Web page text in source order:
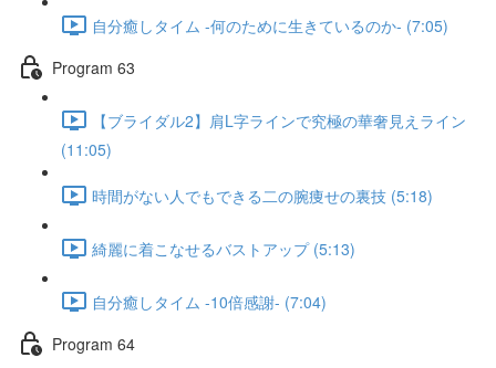
自分癒しタイム -何のために生きているのか- (7:05)
Program 63
【ブライダル2】肩L字ラインで究極の華奢見えライン
(11:05)
時間がない人でもできる二の腕痩せの裏技 (5:18)
綺麗に着こなせるバストアップ (5:13)
自分癒しタイム -10倍感謝- (7:04)
Program 64